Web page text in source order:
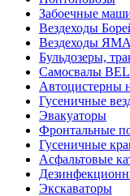
Забоечные
Вездеходы
Вездеходы
Бульдозеры,
Самосвалы
Автоцистерны
Гусеничные
Эвакуаторы
Фронтальные
Гусеничные
Асфальтовые
Экскаваторы